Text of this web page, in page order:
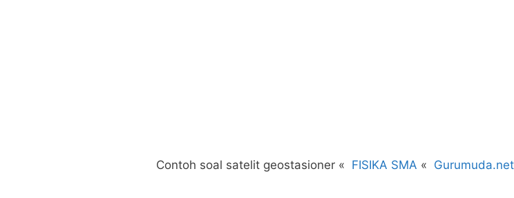
Gurumuda.net
FISIKA SMA
Contoh soal satelit geostasioner